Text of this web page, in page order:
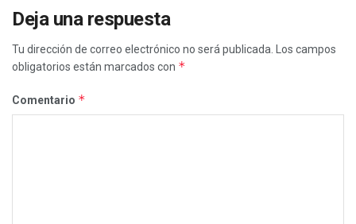
Deja una respuesta
Tu dirección de correo electrónico no será publicada.
Los campos
obligatorios están marcados con *
Comentario *